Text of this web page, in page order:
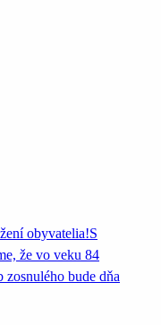
obyvatelia!S
že vo veku 84
zosnulého bude dňa